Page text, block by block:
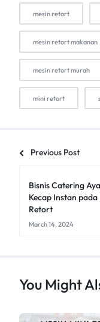
mesin retort
mesin retort makanan
mesin retort murah
mini retort
Previous Post
Bisnis Catering
Kecap Instan pada
Retort
March 14, 2024
You Might